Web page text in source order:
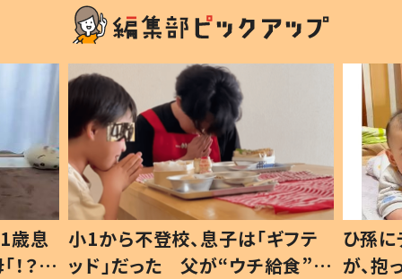
歳息
？」
小1から不登校、息子は「ギフテ
ッド」だった 父が“ウチ給食”を
ひ孫
が、